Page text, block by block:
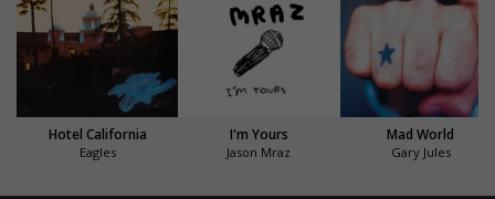
Hotel California
Eagles
I'm Yours
Jason Mraz
Mad World
Gary Jules